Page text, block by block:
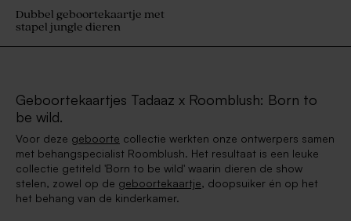
Dubbel geboortekaartje met
stapel jungle dieren
Geboortekaartjes Tadaaz x Roomblush: Born to
be wild.
Voor deze geboorte collectie werkten onze ontwerpers samen
met behangspecialist Roomblush. Het resultaat is een leuke
collectie getiteld 'Born to be wild' waarin dieren de show
stelen, zowel op de geboortekaartje, doopsuiker én op het
het behang van de kinderkamer.